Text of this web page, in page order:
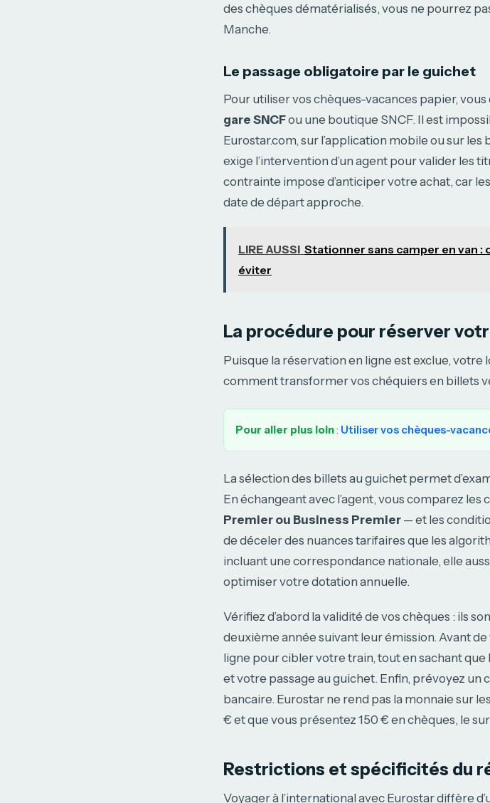
des chèques dématérialisés, vous ne pourrez
Manche.
Le passage obligatoire par le guichet
Pour utiliser vos chèques-vacances papier,
gare SNCFou une boutique SNCF. Il est
Eurostar.com, sur l’application mobile ou sur
exige l’intervention d’un agent pour valider les
contrainte impose d’anticiper votre achat, car
date de départ approche.
LIRE AUSSI Stationner sans camper en van
éviter
La procédure pour réserver
Puisque la réservation en ligne est exclue,
comment transformer vos chéquiers en billets
Pour aller plus loin: Utiliser vos chèques-
La sélection des billets au guichet permet
En échangeant avec l’agent, vous comparez les
Premier ou Business Premier — et les
de déceler des nuances tarifaires que les
incluant une correspondance nationale, elle
optimiser votre dotation annuelle.
Vérifiez d’abord la validité de vos chèques : ils
deuxième année suivant leur émission. Avant
ligne pour cibler votre train, tout en sachant
et votre passage au guichet. Enfin, prévoyez
bancaire. Eurostar ne rend pas la monnaie sur
€ et que vous présentez 150 € en chèques, le
Restrictions et spécificités du
Voyager à l’international avec Eurostar diffère